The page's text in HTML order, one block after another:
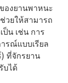
องยานพาหนะ
วยให้สามารถ
น เช่น การ
รณ์แบบเรียล
ที่จักรยาน
บได้